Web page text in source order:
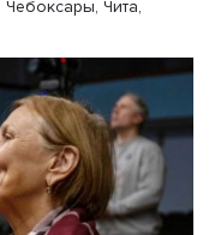
врозь, потому что
а не Ленинград;
не раз
Ее воспоминания
мемуаров о поэте
у него возникали,
погудки. Она же
у Анны
ее в Ташкенте.